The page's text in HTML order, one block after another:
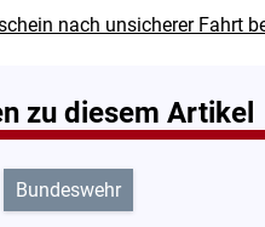
nach unsicherer Fahrt
zu diesem Artikel
Bundeswehr